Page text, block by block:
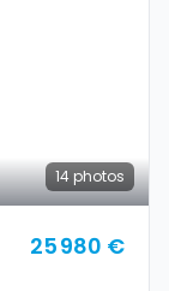
14 photos
25 980 €